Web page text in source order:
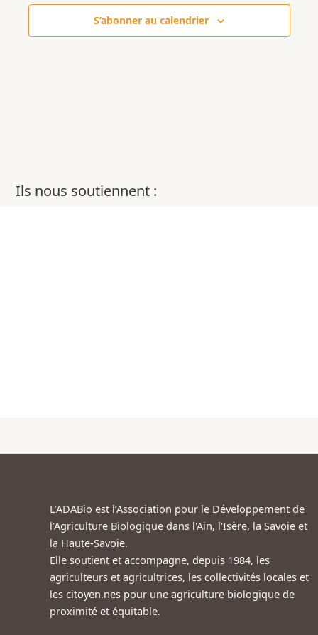
S’abonner au calendrier
Ils nous soutiennent :
L’ADABio est l’Association pour le Développement de
l’Agriculture Biologique dans l'Ain, l'Isère, la Savoie et
la Haute-Savoie.
Elle soutient et accompagne, depuis 1984, les
agriculteurs et agricultrices, les collectivités locales et
les citoyen.nes pour une agriculture biologique de
proximité et équitable.